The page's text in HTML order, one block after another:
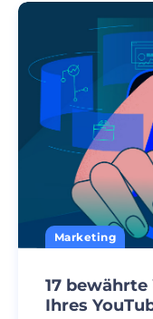
Marketing
17
Ihres